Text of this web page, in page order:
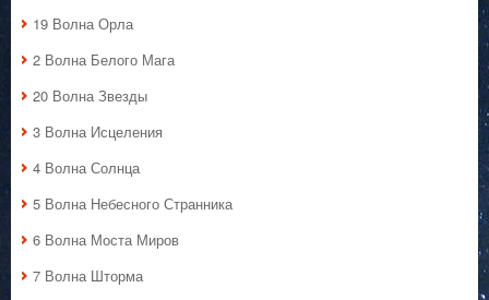
19 Волна Орла
2 Волна Белого Мага
20 Волна Звезды
3 Волна Исцеления
4 Волна Солнца
5 Волна Небесного Странника
6 Волна Моста Миров
7 Волна Шторма